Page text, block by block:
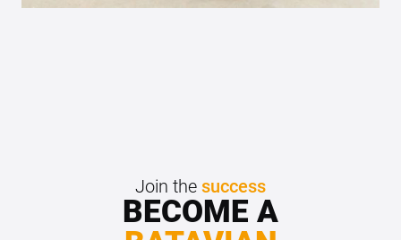
Join thesuccess
BECOME A